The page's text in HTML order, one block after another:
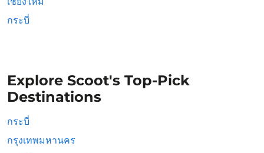
กระบี่
Explore Scoot's Top-Pick
Destinations
กระบี่
กรุงเทพมหานคร